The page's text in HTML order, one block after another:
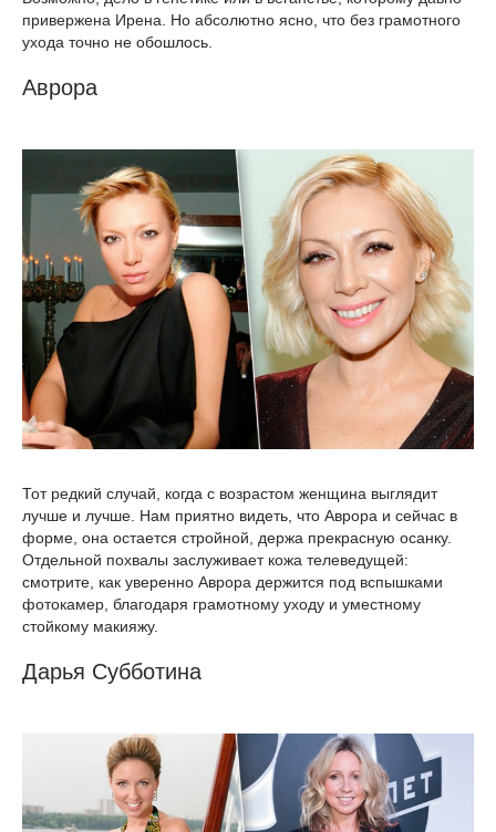
привержена Ирена. Но абсолютно ясно, что без грамотного
ухода точно не обошлось.
Аврора
Тот редкий случай, когда с возрастом женщина выглядит
лучше и лучше. Нам приятно видеть, что Аврора и сейчас в
форме, она остается стройной, держа прекрасную осанку.
Отдельной похвалы заслуживает кожа телеведущей:
смотрите, как уверенно Аврора держится под вспышками
фотокамер, благодаря грамотному уходу и уместному
стойкому макияжу.
Дарья Субботина